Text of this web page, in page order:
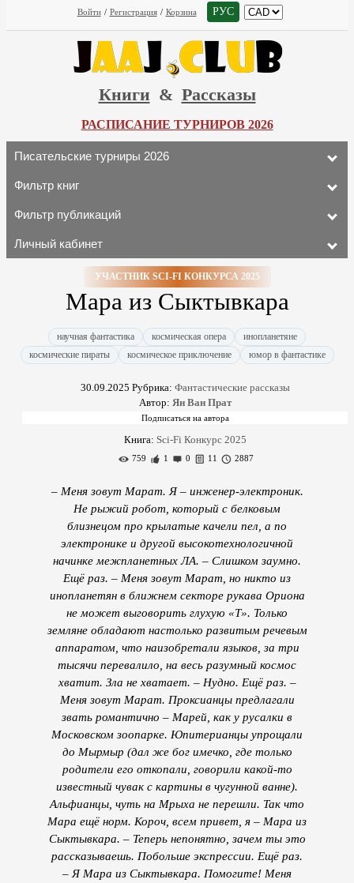
Войти / Регистрация / Корзина РУС
Книги & Рассказы
РАСПИСАНИЕ ТУРНИРОВ 2026
Писательские турниры 2026
Фильтр книг
Фильтр публикаций
Личный кабинет
УЧАСТНИК SCI-FI КОНКУРСА 2025
Мара из Сыктывкара
научная фантастика космическая опера
инопланетяне
космические пираты
космическое приключение юмор в фантастике
30.09.2025 Рубрика: Фантастические рассказы
Автор: Ян Ван Прат
Книга: Sci-Fi Конкурс 2025
759 1 0 11 2887
– Меня зовут Марат. Я – инженер-электроник.
Не рыжий робот, который с белковым
близнецом про крылатые качели пел, а по
электронике и другой высокотехнологичной
начинке межпланетных ЛА. – Слишком заумно.
Ещё раз. – Меня зовут Марат, но никто из
инопланетян в ближнем секторе рукава Ориона
не может выговорить глухую «Т». Только
земляне обладают настолько развитым речевым
аппаратом, что наизобретали языков, за три
тысячи перевалило, на весь разумный космос
хватит. Зла не хватает. – Нудно. Ещё раз. –
Меня зовут Марат. Проксианцы предлагали
звать романтично – Марей, как у русалки в
Московском зоопарке. Юпитерианцы упрощали
до Мырмыр (дал же бог имечко, где только
родители его откопали, говорили какой-то
известный чувак с картины в чугунной ванне).
Альфианцы, чуть на Мрыха не перешли. Так что
Мара ещё норм. Короч, всем привет, я – Мара из
Сыктывкара. – Теперь непонятно, зачем ты это
рассказываешь. Побольше экспрессии. Ещё раз.
– Я Мара из Сыктывкара. Помогите! Меня